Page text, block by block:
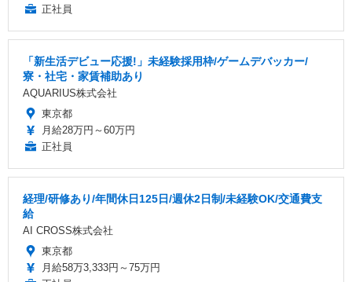
正社員
「新生活デビュー応援!」未経験採用枠/ゲームデバッカー/
寮・社宅・家賃補助あり
AQUARIUS株式会社
東京都
月給28万円～60万円
正社員
経理/研修あり/年間休日125日/週休2日制/未経験OK/交通費支
給
AI CROSS株式会社
東京都
月給58万3,333円～75万円